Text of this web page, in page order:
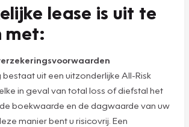
lease is uit te
met:
uit een uitzonderlijke All-Risk
in geval van total loss of diefstal het
boekwaarde en de dagwaarde van uw
manier bent u risicovrij. Een